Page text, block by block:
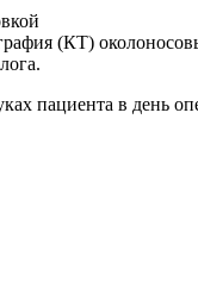
(КТ)
пациента в день